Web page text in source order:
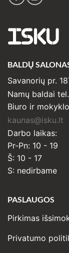
ISKU
BALDŲ
Savanorių pr.
Namų baldai
Biuro ir
kaunas@isku.lt
Darbo laikas:
Pr-Pn: 10 - 19
Š: 10 - 17
S: nedirbame
PASLAUGOS
Pirkimas
Privatumo